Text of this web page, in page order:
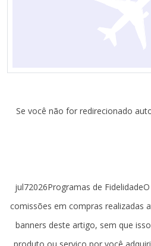
Se você não for redirecionado
jul72026Programas de
comissões em compras realizadas
banners deste artigo, sem que
produto ou serviço por você